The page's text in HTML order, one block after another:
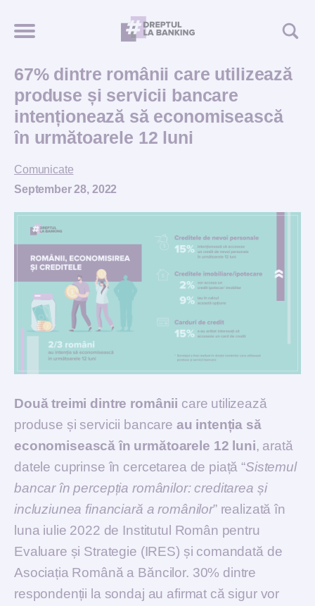
67% dintre românii care utilizează
produse și servicii bancare
intenționează să economisească
în următoarele 12 luni
Comunicate
September 28, 2022
Două treimi dintre românii care utilizează
produse și servicii bancare au intenția să
economisească în următoarele 12 luni, arată
datele cuprinse în cercetarea de piață “Sistemul
bancar în percepția românilor: creditarea și
incluziunea financiară a românilor” realizată în
luna iulie 2022 de Institutul Român pentru
Evaluare și Strategie (IRES) și comandată de
Asociația Română a Băncilor. 30% dintre
respondenții la sondaj au afirmat că sigur vor